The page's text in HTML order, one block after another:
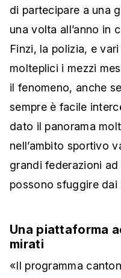
di partecipare a una
una volta all’anno in
Finzi, la polizia, e
molteplici i mezzi
il fenomeno, anche
sempre è facile
dato il panorama
nell’ambito sportivo
grandi federazioni
possono sfuggire dai
Una piattaforma
mirati
«Il programma